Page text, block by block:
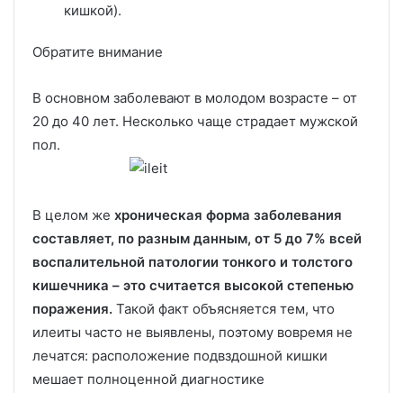
кишкой).
Обратите внимание
В основном заболевают в молодом возрасте – от
20 до 40 лет. Несколько чаще страдает мужской
пол.
В целом же хроническая форма заболевания
составляет, по разным данным, от 5 до 7% всей
воспалительной патологии тонкого и толстого
кишечника – это считается высокой степенью
поражения. Такой факт объясняется тем, что
илеиты часто не выявлены, поэтому вовремя не
лечатся: расположение подвздошной кишки
мешает полноценной диагностике